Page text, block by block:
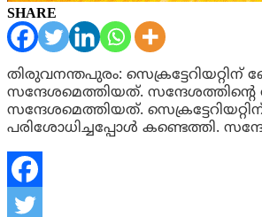
SHARE
തിരുവനന്തപുരം:
സന്ദേശമെത്തിയത്.
സന്ദേശമെത്തിയത്.
പരിശോധിച്ചപ്പോൾ കണ്ടെത്തി.